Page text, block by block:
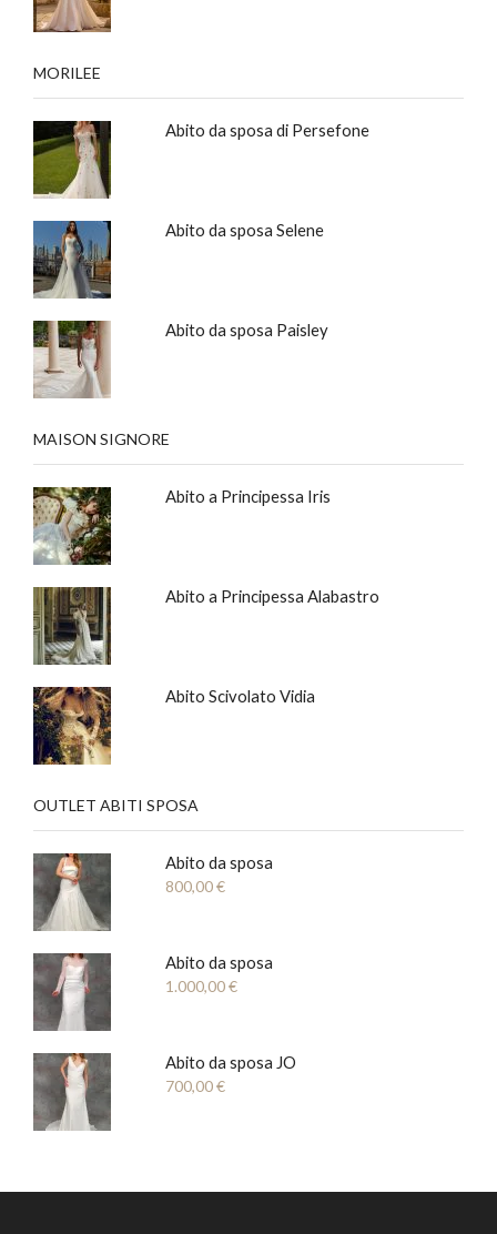
MORILEE
Abito da sposa di Persefone
Abito da sposa Selene
Abito da sposa Paisley
MAISON SIGNORE
Abito a Principessa Iris
Abito a Principessa Alabastro
Abito Scivolato Vidia
OUTLET ABITI SPOSA
Abito da sposa
800,00€
Abito da sposa
1.000,00€
Abito da sposa JO
700,00€